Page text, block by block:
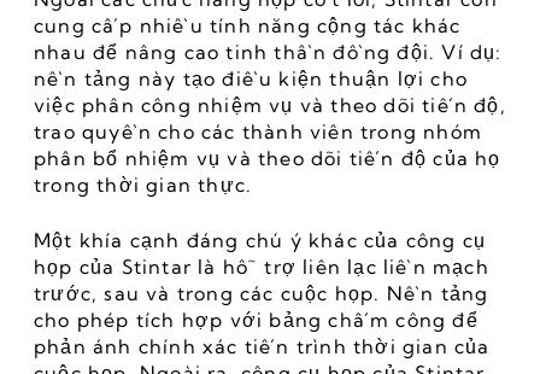
cung cấp nhiều tính năng cộng tác khác
nhau để nâng cao tinh thần đồng đội. Ví dụ:
nền tảng này tạo điều kiện thuận lợi cho
việc phân công nhiệm vụ và theo dõi tiến độ,
trao quyền cho các thành viên trong nhóm
phân bổ nhiệm vụ và theo dõi tiến độ của họ
trong thời gian thực.
Một khía cạnh đáng chú ý khác của công cụ
họp của Stintar là hỗ trợ liên lạc liền mạch
trước, sau và trong các cuộc họp. Nền tảng
cho phép tích hợp với bảng chấm công để
phản ánh chính xác tiến trình thời gian của